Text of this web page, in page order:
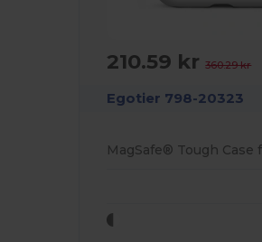
210.59 kr360.29 kr
Egotier 798-20323